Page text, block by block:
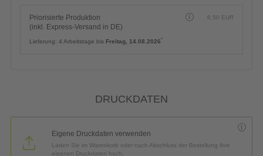
Priorisierte Produktion
(inkl. Express-Versand in DE)
6,50 EUR
Lieferung: 4 Arbeitstage bis Freitag, 14.08.2026*
DRUCKDATEN
Eigene Druckdaten verwenden
Laden Sie im Warenkorb oder nach Abschluss der Bestellung Ihre
eigenen Druckdaten hoch.